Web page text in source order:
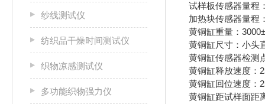
纱线测试仪
纺织品干燥时间测试仪
织物凉感测试仪
多功能织物强力仪
试样板传感器量程
加热块传感器量程
黄铜缸重量：
黄铜缸尺寸：小头
黄铜缸传感器检测
黄铜缸释放速度：
黄铜缸回位速度：
黄铜缸距试样面距